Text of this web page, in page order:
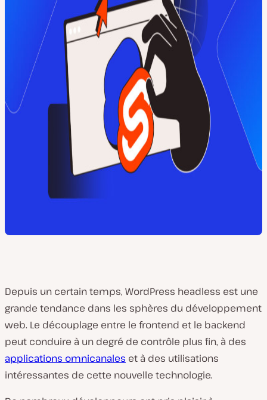
Depuis un certain temps, WordPress headless est une
grande tendance dans les sphères du développement
web. Le découplage entre le frontend et le backend
peut conduire à un degré de contrôle plus fin, à des
applications omnicanales et à des utilisations
intéressantes de cette nouvelle technologie.